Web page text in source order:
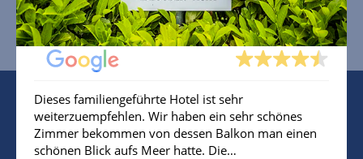
Ausgezeichnete Bewertung
Basierend auf 98 Bewertungen
Dieses familiengeführte Hotel ist sehr
weiterzuempfehlen. Wir haben ein sehr schönes
Zimmer bekommen von dessen Balkon man einen
schönen Blick aufs Meer hatte. Die